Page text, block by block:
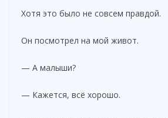
Хотя это было не совсем правдой.
Он посмотрел на мой живот.
— А малыши?
— Кажется, всё хорошо.